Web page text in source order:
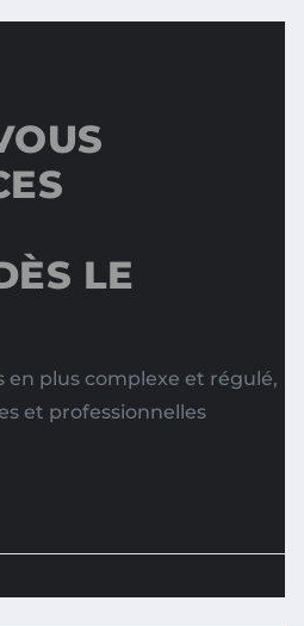
LE
plus complexe et régulé,
et professionnelles